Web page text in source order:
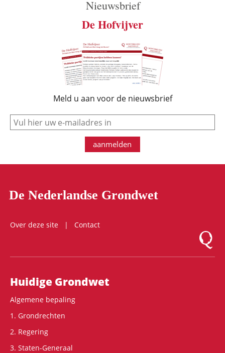
Nieuwsbrief
De Hofvijver
Meld u aan voor de nieuwsbrief
e-mail
aanmelden
De Nederlandse Grondwet
Over deze site
Contact
Logo
Hoofdnavigatie
Huidige Grondwet
Algemene bepaling
1. Grondrechten
2. Regering
3. Staten-Generaal